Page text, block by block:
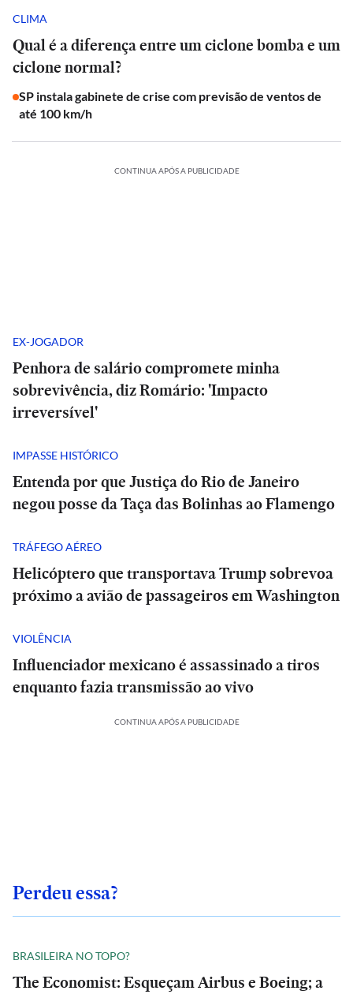
CLIMA
Qual é a diferença entre um ciclone bomba e um
ciclone normal?
SP instala gabinete de crise com previsão de ventos de
até 100 km/h
CONTINUA APÓS A PUBLICIDADE
EX-JOGADOR
Penhora de salário compromete minha
sobrevivência, diz Romário: 'Impacto
irreversível'
IMPASSE HISTÓRICO
Entenda por que Justiça do Rio de Janeiro
negou posse da Taça das Bolinhas ao Flamengo
TRÁFEGO AÉREO
Helicóptero que transportava Trump sobrevoa
próximo a avião de passageiros em Washington
VIOLÊNCIA
Influenciador mexicano é assassinado a tiros
enquanto fazia transmissão ao vivo
CONTINUA APÓS A PUBLICIDADE
Perdeu essa?
BRASILEIRA NO TOPO?
The Economist: Esqueçam Airbus e Boeing; a